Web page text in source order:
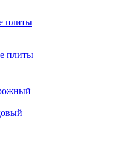
плиты
плиты